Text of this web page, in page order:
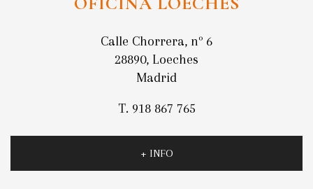
Calle Chorrera, nº 6
28890, Loeches
Madrid
T. 918 867 765
+ INFO